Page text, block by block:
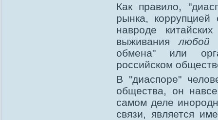
Как правило,
рынка, коррупцией
навроде
выживаниялюбой
обмена" или
российском
В "диаспоре"
общества, он
самом деле
связи, является